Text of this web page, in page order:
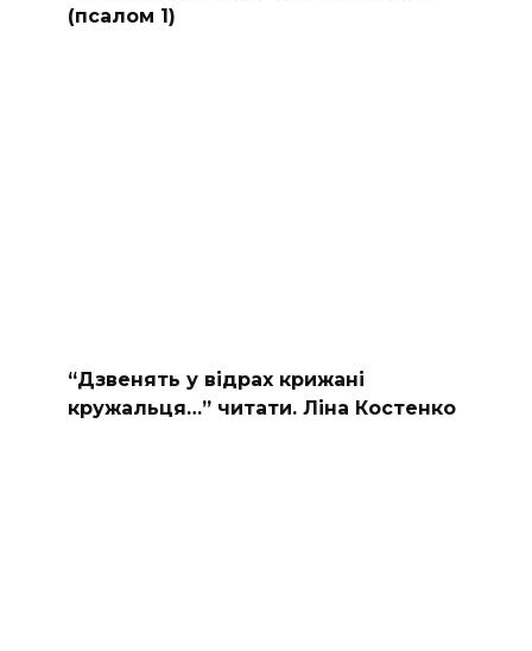
(псалом 1)
“Дзвенять у відрах крижані
кружальця…” читати. Ліна Костенко